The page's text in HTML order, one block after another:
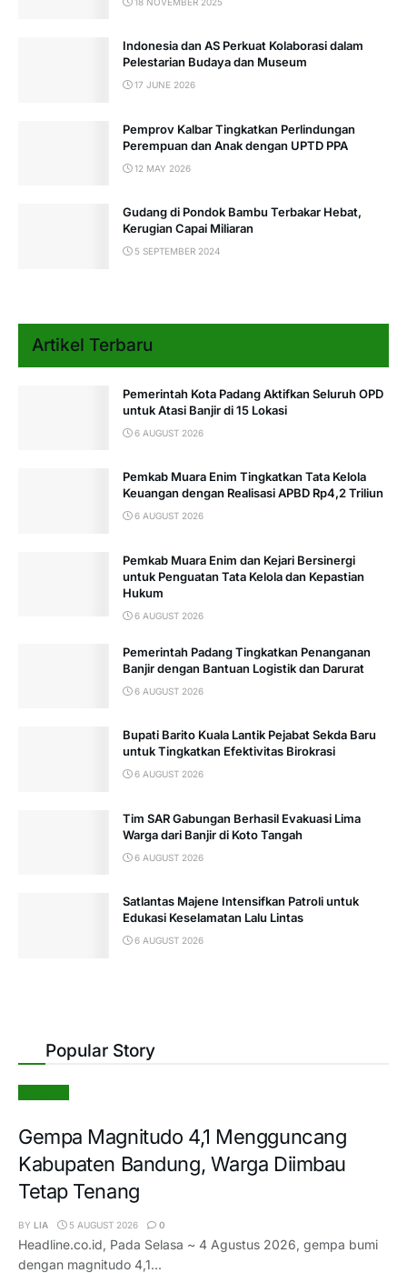
Indonesia dan AS Perkuat Kolaborasi dalam
Pelestarian Budaya dan Museum
17 JUNE 2026
Pemprov Kalbar Tingkatkan Perlindungan
Perempuan dan Anak dengan UPTD PPA
12 MAY 2026
Gudang di Pondok Bambu Terbakar Hebat,
Kerugian Capai Miliaran
5 SEPTEMBER 2024
Artikel Terbaru
Pemerintah Kota Padang Aktifkan Seluruh OPD
untuk Atasi Banjir di 15 Lokasi
6 AUGUST 2026
Pemkab Muara Enim Tingkatkan Tata Kelola
Keuangan dengan Realisasi APBD Rp4,2 Triliun
6 AUGUST 2026
Pemkab Muara Enim dan Kejari Bersinergi
untuk Penguatan Tata Kelola dan Kepastian
Hukum
6 AUGUST 2026
Pemerintah Padang Tingkatkan Penanganan
Banjir dengan Bantuan Logistik dan Darurat
6 AUGUST 2026
Bupati Barito Kuala Lantik Pejabat Sekda Baru
untuk Tingkatkan Efektivitas Birokrasi
6 AUGUST 2026
Tim SAR Gabungan Berhasil Evakuasi Lima
Warga dari Banjir di Koto Tangah
6 AUGUST 2026
Satlantas Majene Intensifkan Patroli untuk
Edukasi Keselamatan Lalu Lintas
6 AUGUST 2026
Popular Story
Gempa Magnitudo 4,1 Mengguncang
Kabupaten Bandung, Warga Diimbau
Tetap Tenang
BY LIA 5 AUGUST 2026 0
Headline.co.id, Pada Selasa ~ 4 Agustus 2026, gempa bumi
dengan magnitudo 4,1...